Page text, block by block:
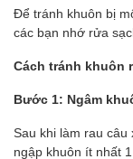
Để tránh khuôn bị
các bạn nhớ rửa
Cách tránh khuôn
Bước 1: Ngâm
Sau khi làm rau
ngập khuôn ít nhất